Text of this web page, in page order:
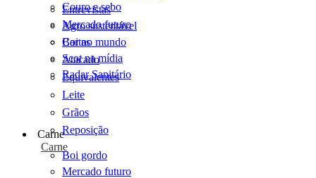
Entrevistas
Agro sustentável
Cartas
Scot na mídia
Radar Sanitário
Couro e sebo
Mercado futuro
Boi no mundo
Atacado
Equivalentes
Leite
Grãos
Reposição
Carne
Carne
Boi gordo
Mercado futuro